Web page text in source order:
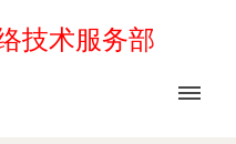
技术服务部